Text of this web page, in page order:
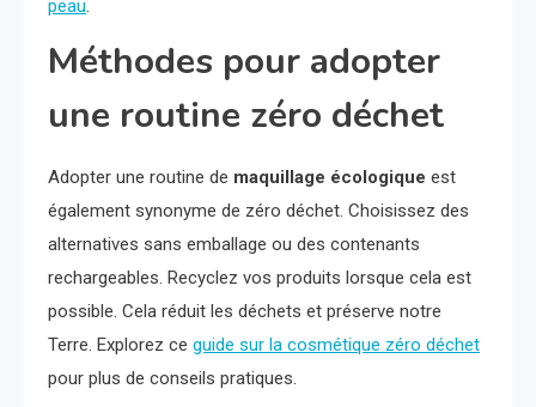
peau.
Méthodes pour adopter
une routine zéro déchet
Adopter une routine de maquillage écologique est
également synonyme de zéro déchet. Choisissez des
alternatives sans emballage ou des contenants
rechargeables. Recyclez vos produits lorsque cela est
possible. Cela réduit les déchets et préserve notre
Terre. Explorez ce guide sur la cosmétique zéro déchet
pour plus de conseils pratiques.